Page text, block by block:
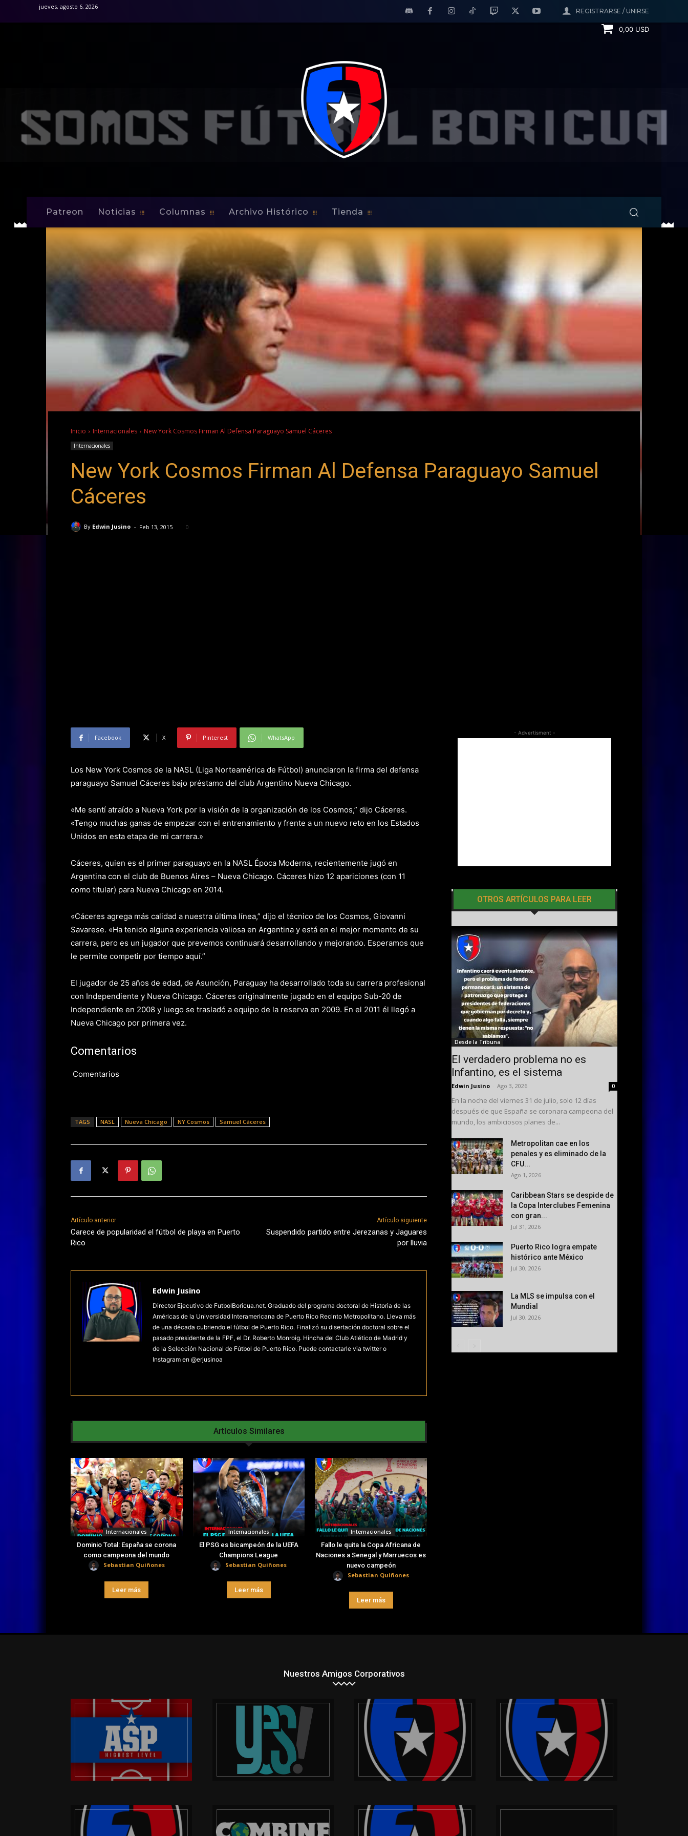
REGISTRARSE / UNIRSE
jueves, agosto 6, 2026
0,00 USD
Patreon Noticias Columnas Archivo Histórico Tienda
Inicio Internacionales New York Cosmos Firman Al Defensa Paraguayo Samuel Cáceres
Internacionales
New York Cosmos Firman Al Defensa Paraguayo Samuel
Cáceres
By Edwin Jusino - Feb 13, 2015 0
Facebook X Pinterest WhatsApp
Los New York Cosmos de la NASL (Liga Norteamérica de Fútbol) anunciaron la firma del defensa
paraguayo Samuel Cáceres bajo préstamo del club Argentino Nueva Chicago.
«Me sentí atraído a Nueva York por la visión de la organización de los Cosmos,” dijo Cáceres.
«Tengo muchas ganas de empezar con el entrenamiento y frente a un nuevo reto en los Estados
Unidos en esta etapa de mi carrera.»
Cáceres, quien es el primer paraguayo en la NASL Época Moderna, recientemente jugó en
Argentina con el club de Buenos Aires – Nueva Chicago. Cáceres hizo 12 apariciones (con 11
como titular) para Nueva Chicago en 2014.
«Cáceres agrega más calidad a nuestra última línea,” dijo el técnico de los Cosmos, Giovanni
Savarese. «Ha tenido alguna experiencia valiosa en Argentina y está en el mejor momento de su
carrera, pero es un jugador que prevemos continuará desarrollando y mejorando. Esperamos que
le permite competir por tiempo aquí.”
El jugador de 25 años de edad, de Asunción, Paraguay ha desarrollado toda su carrera profesional
con Independiente y Nueva Chicago. Cáceres originalmente jugado en el equipo Sub-20 de
Independiente en 2008 y luego se trasladó a equipo de la reserva en 2009. En el 2011 él llegó a
Nueva Chicago por primera vez.
Comentarios
Comentarios
TAGS NASL Nueva Chicago NY Cosmos Samuel Cáceres
Artículo anterior
Carece de popularidad el fútbol de playa en Puerto
Rico
Artículo siguiente
Suspendido partido entre Jerezanas y Jaguares
por lluvia
Edwin Jusino
Director Ejecutivo de FutbolBoricua.net. Graduado del programa doctoral de Historia de las
Américas de la Universidad Interamericana de Puerto Rico Recinto Metropolitano. Lleva más
de una década cubriendo el fútbol de Puerto Rico. Finalizó su disertación doctoral sobre el
pasado presidente de la FPF, el Dr. Roberto Monroig. Hincha del Club Atlético de Madrid y
de la Selección Nacional de Fútbol de Puerto Rico. Puede contactarle via twitter o
Instagram en @erjusinoa
Artículos Similares
Internacionales
Dominio Total: España se corona
como campeona del mundo
Sebastian Quiñones
Leer más
Internacionales
El PSG es bicampeón de la UEFA
Champions League
Sebastian Quiñones
Leer más
Internacionales
Fallo le quita la Copa Africana de
Naciones a Senegal y Marruecos es
nuevo campeón
Sebastian Quiñones
Leer más
- Advertisment -
OTROS ARTÍCULOS PARA LEER
Desde la Tribuna
El verdadero problema no es
Infantino, es el sistema
Edwin Jusino Ago 3, 2026 0
En la noche del viernes 31 de julio, solo 12 días
después de que España se coronara campeona del
mundo, los ambiciosos planes de...
Metropolitan cae en los
penales y es eliminado de la
CFU...
Ago 1, 2026
Caribbean Stars se despide de
la Copa Interclubes Femenina
con gran...
Jul 31, 2026
Puerto Rico logra empate
histórico ante México
Jul 30, 2026
La MLS se impulsa con el
Mundial
Jul 30, 2026
Nuestros Amigos Corporativos